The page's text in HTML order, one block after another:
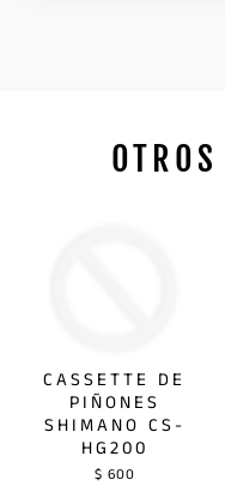
CASSETTE DE
PIÑONES
SHIMANO CS-
HG200
$ 600